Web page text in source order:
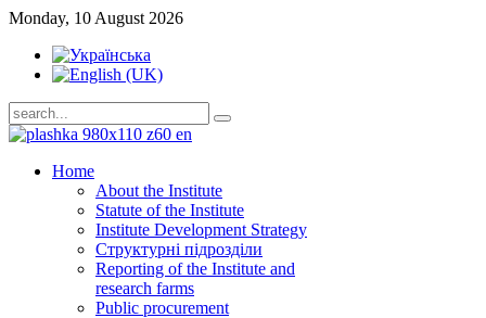
Monday, 10 August 2026
Home
About the Institute
Statute of the Institute
Institute Development Strategy
Структурні підрозділи
Reporting of the Institute and
research farms
Public procurement